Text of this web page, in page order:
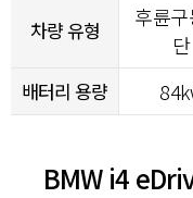
차량 유형
후륜
단
배터리 용량
BMW i4